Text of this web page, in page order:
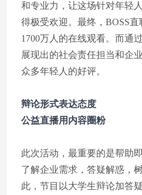
和专业力，让这场针对年轻
得极受欢迎。最终，BOSS
1700万人的在线观看。而通
展现出的社会责任担当和企
众多年轻人的好评。
辩论形式表达态度
公益直播用内容圈粉
此次活动，最重要的是帮助
了解企业需求，答疑解惑，
此，节目以大学生辩论加答